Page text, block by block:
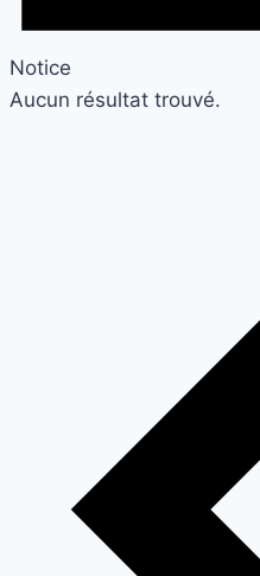
Notice
Aucun résultat trouvé.